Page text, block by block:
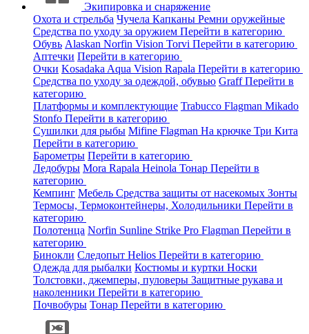
Экипировка и снаряжение
Охота и стрельба Чучела Капканы Ремни оружейные
Средства по уходу за оружием Перейти в категорию
Обувь Alaskan Norfin Vision Torvi Перейти в категорию
Аптечки Перейти в категорию
Очки Kosadaka Aqua Vision Rapala Перейти в категорию
Средства по уходу за одеждой, обувью GraffПерейти в
категорию
Платформы и комплектующие Trabucco Flagman Mikado
Stonfo Перейти в категорию
Сушилки для рыбы Mifine Flagman На крючке Три Кита
Перейти в категорию
Барометры Перейти в категорию
Ледобуры Mora Rapala Heinola Тонар Перейти в
категорию
Кемпинг Мебель Средства защиты от насекомых Зонты
Термосы, Термоконтейнеры, Холодильники Перейти в
категорию
Полотенца Norfin Sunline Strike Pro Flagman Перейти в
категорию
Бинокли Следопыт Helios Перейти в категорию
Одежда для рыбалки Костюмы и куртки Носки
Толстовки, джемперы, пуловеры Защитные рукава и
наколенники Перейти в категорию
Почвобуры Тонар Перейти в категорию